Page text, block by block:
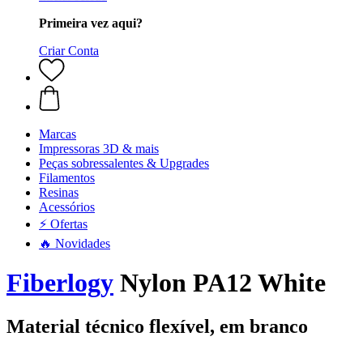
Primeira vez aqui?
Criar Conta
Marcas
Impressoras 3D & mais
Peças sobressalentes & Upgrades
Filamentos
Resinas
Acessórios
⚡ Ofertas
🔥 Novidades
Fiberlogy Nylon PA12 White
Material técnico flexível, em branco